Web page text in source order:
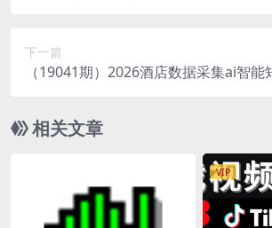
下一篇
（19041期）2026酒店数据采集ai智能
相关文章
VIP